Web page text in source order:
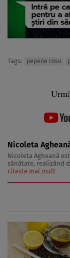
Tags: pepene rosu
Nicoleta
Nicoleta Agheană
sănătate, realizând
pentru publicaţii
citește mai mult